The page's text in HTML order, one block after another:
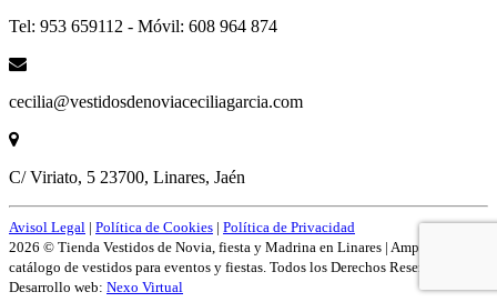
Tel: 953 659112 - Móvil: 608 964 874
cecilia@vestidosdenoviaceciliagarcia.com
C/ Viriato, 5 23700, Linares, Jaén
Avisol Legal | Política de Cookies | Política de Privacidad
2026 © Tienda Vestidos de Novia, fiesta y Madrina en Linares | Amplío
catálogo de vestidos para eventos y fiestas. Todos los Derechos Reservados.
Desarrollo web: Nexo Virtual